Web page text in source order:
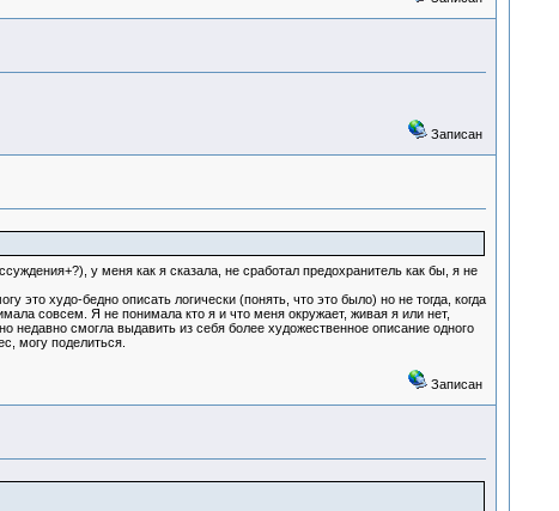
Записан
у меня как я сказала, не сработал предохранитель как бы, я не
это худо-бедно описать логически (понять, что это было) но не тогда, когда
совсем. Я не понимала кто я и что меня окружает, живая я или нет,
смогла выдавить из себя более художественное описание одного
могу поделиться.
Записан